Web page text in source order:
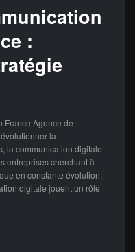
:
France Agence de
la
la communication digitale
entreprises cherchant à
en constante évolution.
digitale jouent un rôle